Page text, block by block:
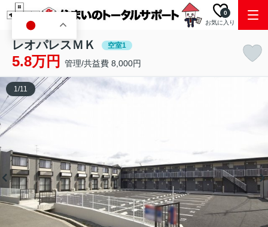
お気に入り
0
レオパレスＭＫ 空室1
5.8万円 管理/共益費 8,000円
1/11